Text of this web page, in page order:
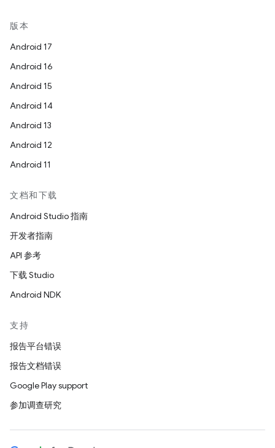
版本
Android 17
Android 16
Android 15
Android 14
Android 13
Android 12
Android 11
文档和下载
Android Studio 指南
开发者指南
API 参考
下载 Studio
Android NDK
支持
报告平台错误
报告文档错误
Google Play support
参加调查研究